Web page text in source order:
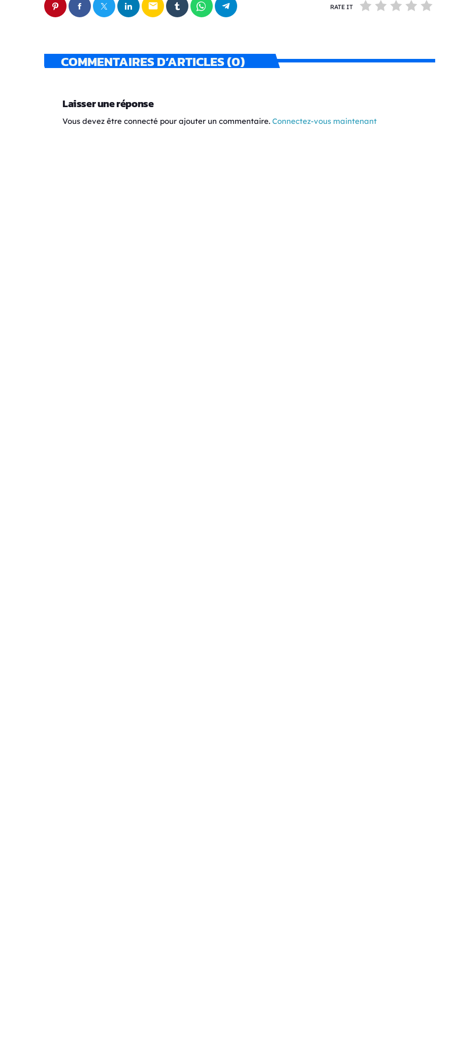
email RATE IT
COMMENTAIRES D’ARTICLES (0)
Laisser une réponse
Vous devez être connecté pour ajouter un commentaire. Connectez-vous maintenant